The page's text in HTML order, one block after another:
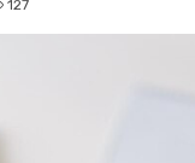
127